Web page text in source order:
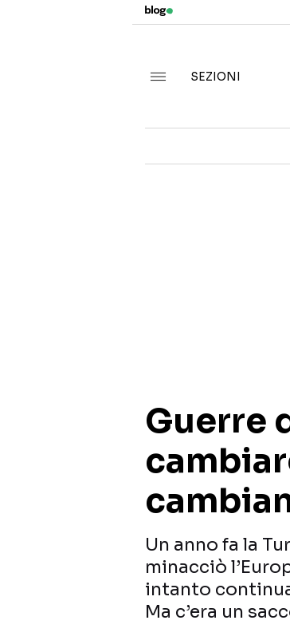
SEZIONI
Guerre
Un anno fa la
minacciò
intanto
Ma c’era un